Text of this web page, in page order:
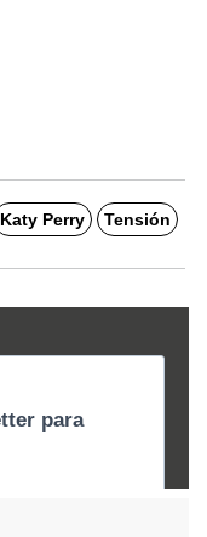
Katy Perry Tensión